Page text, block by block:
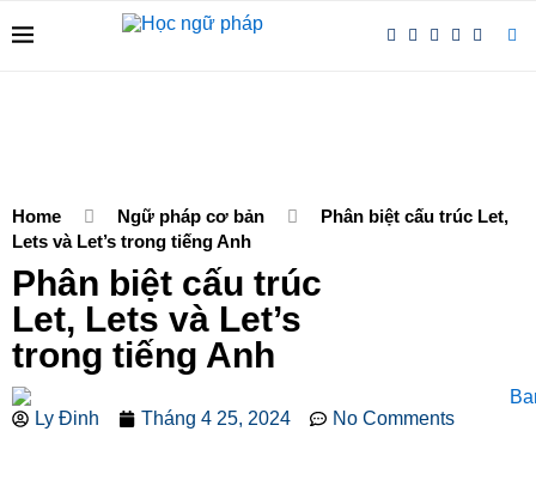
Home Ngữ pháp cơ bản
Phân biệt cấu trúc Let,
Lets và Let’s trong tiếng Anh
Phân biệt cấu trúc
Let, Lets và Let’s
trong tiếng Anh
Ly Đinh Tháng 4 25, 2024 No Comments